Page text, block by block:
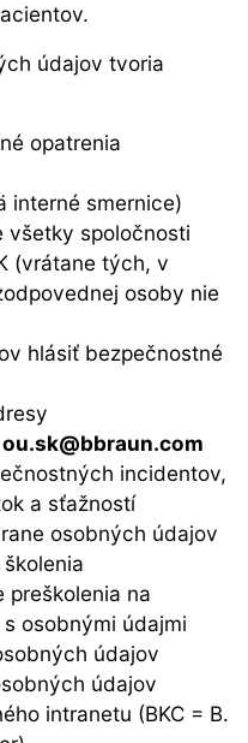
údajov tvoria
opatrenia
interné smernice)
všetky spoločnosti
(vrátane tých, v
osoby nie
hlásiť bezpečnostné
ou.sk@bbraun.com
incidentov,
a sťažností
osobných údajov
preškolenia na
osobnými údajmi
údajov
údajov
intranetu (BKC = B.